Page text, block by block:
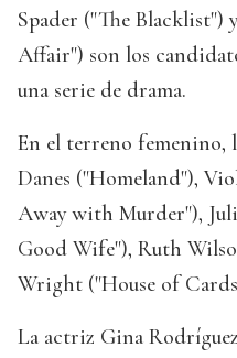
Spader ("The Blacklist")
Affair") son los
una serie de drama.
En el terreno femenino,
Danes ("Homeland"),
Away with Murder"),
Good Wife"), Ruth
Wright ("House of
La actriz Gina